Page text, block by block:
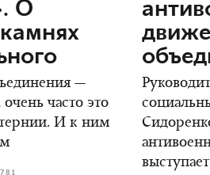
О
—
часто это
И к ним